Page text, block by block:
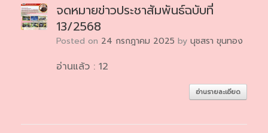
จดหมายข่าวประชาสัมพันธ์ฉบับที่
13/2568
Posted on 24 กรกฎาคม 2025 by นุชสรา ขุนทอง
อ่านแล้ว : 12
อ่านรายละเอียด